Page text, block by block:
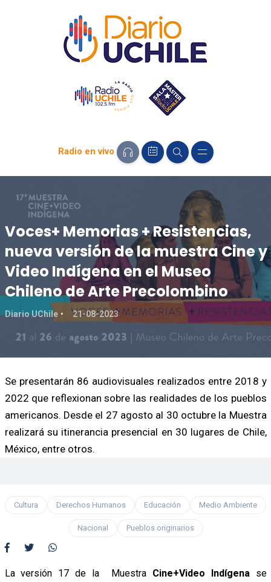
Radio en vivo
Voces+ Memorias + Resistencias,
nueva versión de la muestra Cine y
Video Indígena en el Museo
Chileno de Arte Precolombino
Diario UChile 21-08-2023
Se presentarán 86 audiovisuales realizados entre 2018 y
2022 que reflexionan sobre las realidades de los pueblos
americanos. Desde el 27 agosto al 30 octubre la Muestra
realizará su itinerancia presencial en 30 lugares de Chile,
México, entre otros.
Cultura Derechos Humanos Educación Medio Ambiente
Nacional Pueblos originarios
La versión 17 de la Muestra Cine+Video Indígena se